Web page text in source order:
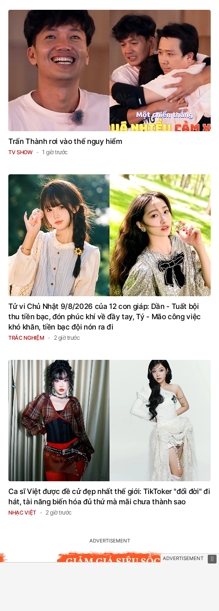
Trấn Thành rơi vào thế nguy hiểm
TV SHOW 1 giờ trước
Tử vi Chủ Nhật 9/8/2026 của 12 con giáp: Dần - Tuất bội
thu tiền bạc, đón phúc khí về đầy tay, Tý - Mão công việc
khó khăn, tiền bạc đội nón ra đi
TRẮC NGHIỆM 2 giờ trước
Ca sĩ Việt được đề cử đẹp nhất thế giới: TikToker "đổi đời" đi
hát, tài năng biến hóa đủ thứ mà mãi chưa thành sao
NHẠC VIỆT 2 giờ trước